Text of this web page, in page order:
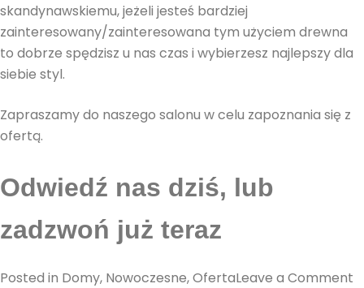
skandynawskiemu, jeżeli jesteś bardziej
zainteresowany/zainteresowana tym użyciem drewna
to dobrze spędzisz u nas czas i wybierzesz najlepszy dla
siebie styl.
Zapraszamy do naszego salonu w celu zapoznania się z
ofertą.
Odwiedź nas dziś, lub
zadzwoń już teraz
Posted in Domy, Nowoczesne,OfertaLeave a Comment